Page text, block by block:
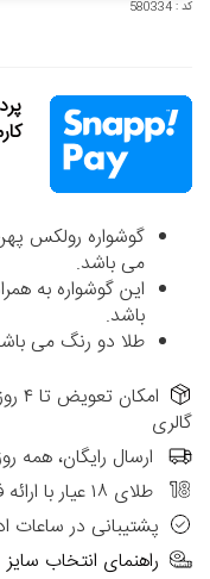
کد : 580334
می باشد.
این گوشواره به
باشد.
طلا دو رنگ می
گالری
ارسال رایگان، همه
طلای ۱۸ عیار با ارائه فاکتور رسمی
پشتیبانی در ساعات
راهنمای انتخاب سایز